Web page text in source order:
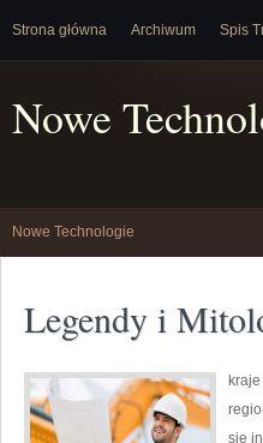
Strona główna Archiwum Spis
Nowe
Nowe Technologie
Legendy i
się